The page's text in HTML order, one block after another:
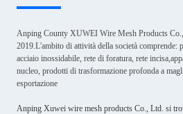
Anping County XUWEI Wire Mesh Products
2019.L'ambito di attività della società comprende:
acciaio inossidabile, rete di foratura, rete
nucleo, prodotti di trasformazione profonda a
esportazione
Anping Xuwei wire mesh products Co., Ltd. si